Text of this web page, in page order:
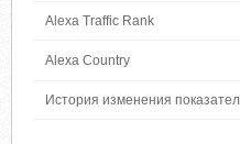
Alexa Traffic Rank
Alexa Country
История изменения